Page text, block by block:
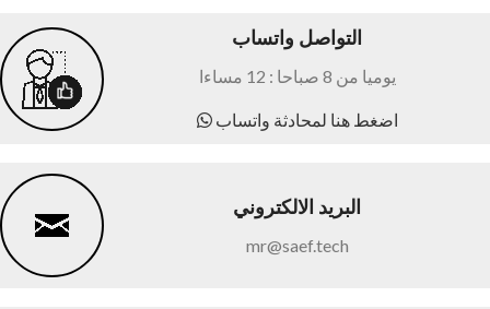
التواصل واتساب
يوميا من 8 صباحا : 12 مساءا
اضغط هنا لمحادثة واتساب
البريد الالكتروني
mr@saef.tech